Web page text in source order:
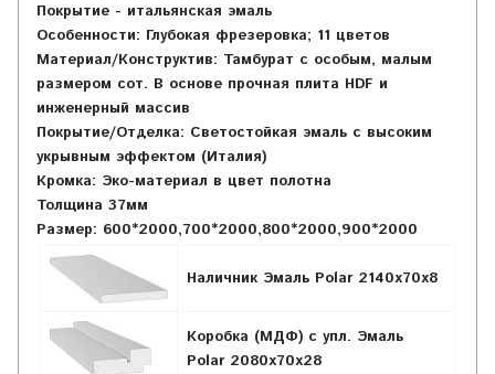
Покрытие - итальянская эмаль
Особенности: Глубокая фрезеровка; 11 цветов
Материал/Конструктив: Тамбурат с особым, малым
размером сот. В основе прочная плита HDF и
инженерный массив
Покрытие/Отделка: Светостойкая эмаль с высоким
укрывным эффектом (Италия)
Кромка: Эко-материал в цвет полотна
Толщина 37мм
Размер: 600*2000,700*2000,800*2000,900*2000
Наличник Эмаль Polar 2140х70х8
Коробка (МДФ) с упл. Эмаль
Polar 2080х70х28